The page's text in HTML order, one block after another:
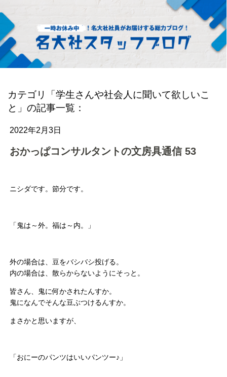
カテゴリ「学生さんや社会人に聞いて欲しいこ
と」の記事一覧：
2022年2月3日
おかっぱコンサルタントの文房具通信 53
ニシダです。節分です。
「鬼は～外。福は～内。」
外の場合は、豆をバシバシ投げる。
内の場合は、散らからないようにそっと。
皆さん、鬼に何かされたんすか。
鬼になんでそんな豆ぶつけるんすか。
まさかと思いますが、
「おにーのパンツはいいパンツー♪」